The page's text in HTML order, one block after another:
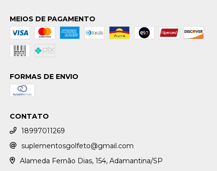
MEIOS DE PAGAMENTO
FORMAS DE ENVIO
CONTATO
18997011269
suplementosgolfeto@gmail.com
Alameda Fernão Dias, 154, Adamantina/SP